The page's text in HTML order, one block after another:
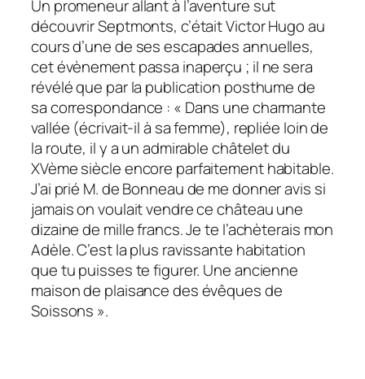
Un promeneur allant à l’aventure sut
découvrir Septmonts, c’était Victor Hugo au
cours d’une de ses escapades annuelles,
cet évènement passa inaperçu ; il ne sera
révélé que par la publication posthume de
sa correspondance : « Dans une charmante
vallée (écrivait-il à sa femme), repliée loin de
la route, il y a un admirable châtelet du
XVème siècle encore parfaitement habitable.
J’ai prié M. de Bonneau de me donner avis si
jamais on voulait vendre ce château une
dizaine de mille francs. Je te l’achèterais mon
Adèle. C’est la plus ravissante habitation
que tu puisses te figurer. Une ancienne
maison de plaisance des évêques de
Soissons ».